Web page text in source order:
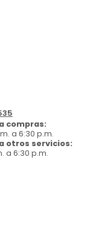
compras:
a 6:30 p.m.
otros servicios:
a 6:30 p.m.